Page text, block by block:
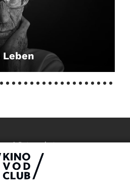
Leben
& Datenschutz
AGB
Kontakt